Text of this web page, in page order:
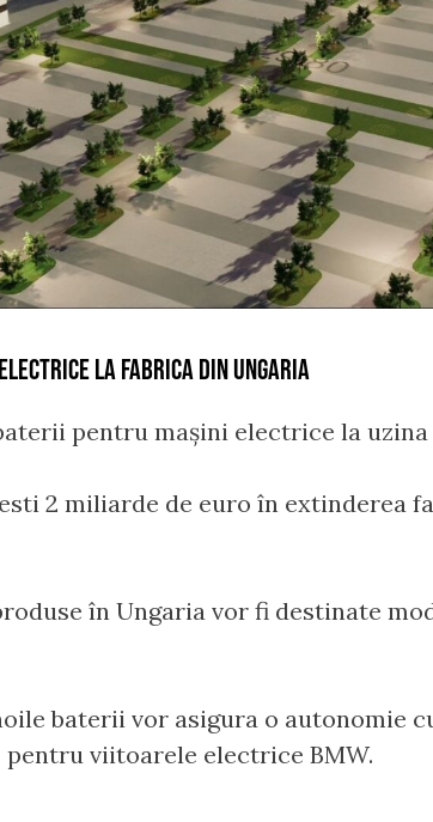
LA FABRICA DIN UNGARIA
pentru mașini electrice la
2 miliarde de euro în extinderea
în Ungaria vor fi destinate
baterii vor asigura o autonomie
viitoarele electrice BMW.